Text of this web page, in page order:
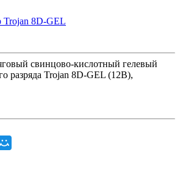
свинцово-кислотный гелевый
разряда Trojan 8D-GEL (12В),